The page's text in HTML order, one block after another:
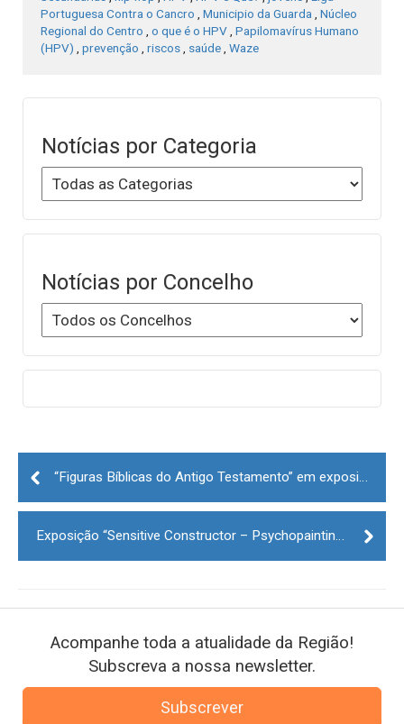
Portuguesa Contra o Cancro
Municipio da Guarda
Núcleo
Regional do Centro
o que é o HPV Papilomavírus Humano
(HPV)
prevenção riscos saúde Waze
Notícias por Categoria
Notícias por Concelho
Post
navigation
“Figuras Bíblicas do Antigo Testamento” em exposição na Biblioteca Municipal da Covilhã
Exposição “Sensitive Constructor – Psychopainting” na Galeria Tinturaria da Covilhã
Acompanhe toda a atualidade da Região!
Subscreva a nossa newsletter.
Subscrever